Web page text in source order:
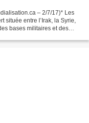
– 2/7/17)* Les
située entre l’Irak, la Syrie,
bases militaires et des